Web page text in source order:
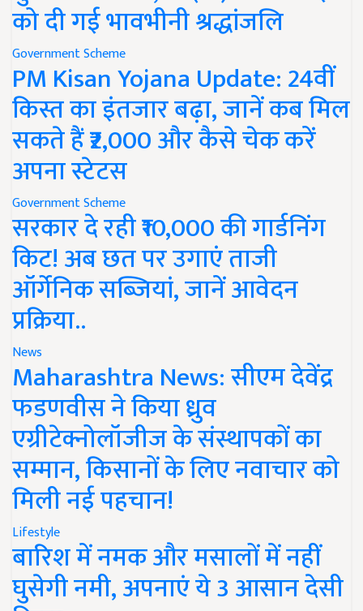
को दी गई भावभीनी श्रद्धांजलि
Government Scheme
PM Kisan Yojana Update: 24वीं
किस्त का इंतजार बढ़ा, जानें कब मिल
सकते हैं ₹2,000 और कैसे चेक करें
अपना स्टेटस
Government Scheme
सरकार दे रही ₹10,000 की गार्डनिंग
किट! अब छत पर उगाएं ताजी
ऑर्गेनिक सब्जियां, जानें आवेदन
प्रक्रिया..
News
Maharashtra News: सीएम देवेंद्र
फडणवीस ने किया ध्रुव
एग्रीटेक्नोलॉजीज के संस्थापकों का
सम्मान, किसानों के लिए नवाचार को
मिली नई पहचान!
Lifestyle
बारिश में नमक और मसालों में नहीं
घुसेगी नमी, अपनाएं ये 3 आसान देसी